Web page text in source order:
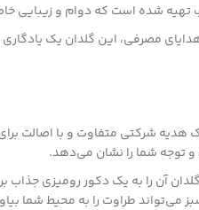
تهیه شده است که دوام و
مصرفی، این گلدان یک
هدیه شرکتی متفاوت و با اصالت
توجه شما را نشان می‌دهد.
آن را به یک دکور رومیزی جذاب
طراوت را به محیط شما